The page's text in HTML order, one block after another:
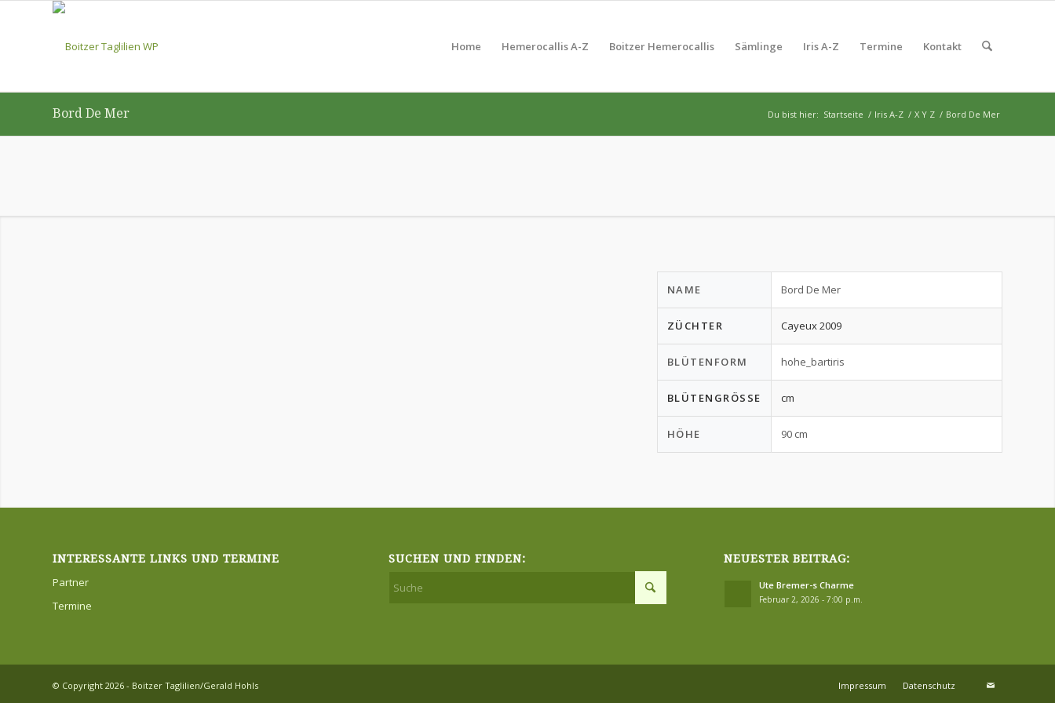
Home Hemerocallis A-Z Boitzer Hemerocallis Sämlinge Iris A-Z Termine Kontakt
Bord De Mer Du bist hier: Startseite / Iris A-Z / X Y Z / Bord De Mer
NAME Bord De Mer
ZÜCHTER Cayeux 2009
BLÜTENFORM hohe_bartiris
BLÜTENGRÖSSE cm
HÖHE 90 cm
INTERESSANTE LINKS UND TERMINE
Partner
Termine
SUCHEN UND FINDEN: NEUESTER BEITRAG:
Ute Bremer-s Charme
Februar 2, 2026 - 7:00 p.m.
© Copyright 2026 - Boitzer Taglilien/Gerald Hohls Impressum Datenschutz